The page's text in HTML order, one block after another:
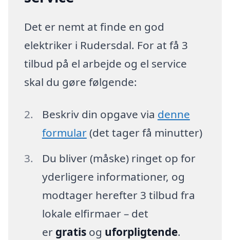
Det er nemt at finde en god
elektriker i Rudersdal. For at få 3
tilbud på el arbejde og el service
skal du gøre følgende:
Beskriv din opgave via denne
formular(det tager få minutter)
Du bliver (måske) ringet op for
yderligere informationer, og
modtager herefter 3 tilbud fra
lokale elfirmaer – det
er gratisog uforpligtende.